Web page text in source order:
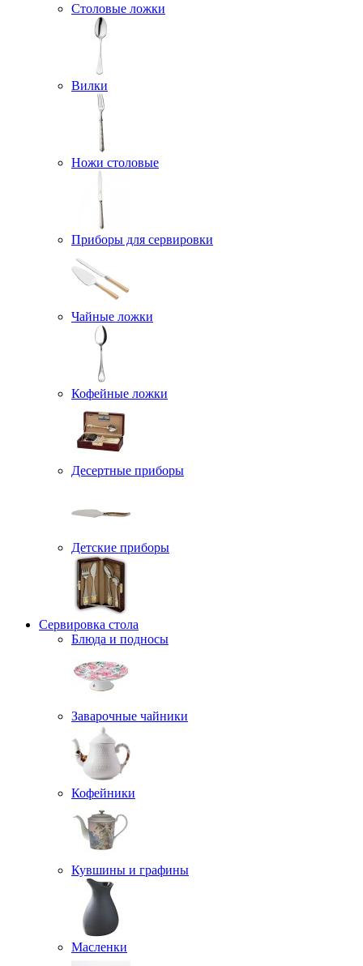
Столовые ложки
Вилки
Ножи столовые
Приборы для сервировки
Чайные ложки
Кофейные ложки
Десертные приборы
Детские приборы
Сервировка стола
Блюда и подносы
Заварочные чайники
Кофейники
Кувшины и графины
Масленки